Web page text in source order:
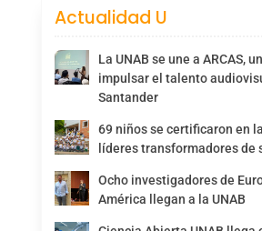
Actualidad U
La UNAB se une a ARCAS,
impulsar el talento
Santander
69 niños se certificaron en
líderes transformadores de
Ocho investigadores de
América llegan a la UNAB